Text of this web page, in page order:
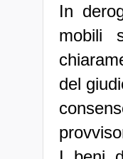
In
mobili
del